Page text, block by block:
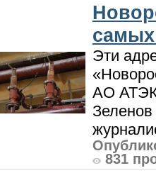
Эти
АО АТЭК
Зеленов
831